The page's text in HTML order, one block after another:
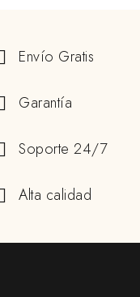
Envío Gratis
Garantía
Soporte 24/7
Alta calidad